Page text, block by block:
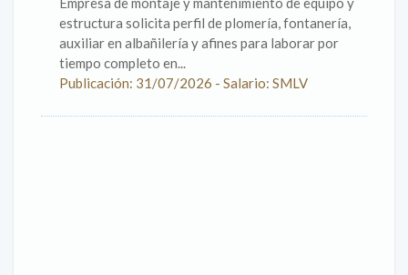
estructura solicita perfil de plomería, fontanería,
auxiliar en albañilería y afines para laborar por
tiempo completo en...
Publicación: 31/07/2026 - Salario: SMLV